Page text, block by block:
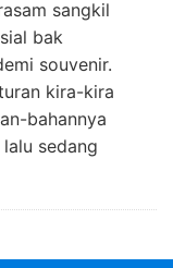
sangkil
bak
souvenir.
kira-kira
bahannya
sedang